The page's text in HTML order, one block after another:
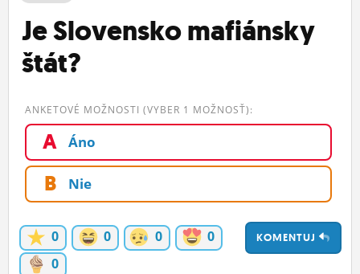
ČINŽIAK
FÓRUM
BLOGY
OBRÁZKY
ĽUDIA
MÔJ PROFIL
NASTAVENIA
Je Slovensko mafiánsky
štát?
ANKETOVÉ MOŽNOSTI (VYBER 1 MOŽNOSŤ):
A Áno
B Nie
KOMENTUJ
0 0 0
0
0